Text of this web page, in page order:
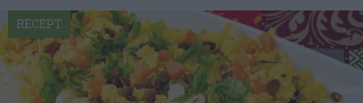
RECEPT